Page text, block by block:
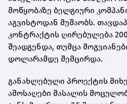
მოწყობაზე ბელგიური
აგვისტოდან მუშაობს.
კონტრაქტის ღირებულება
შეადგენდა, თუმცა
დოლარამდე შემცირდა.
განახლებული პროექტის
ამოსაღები მასალის